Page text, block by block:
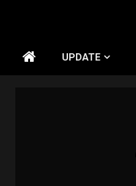
UPDATE